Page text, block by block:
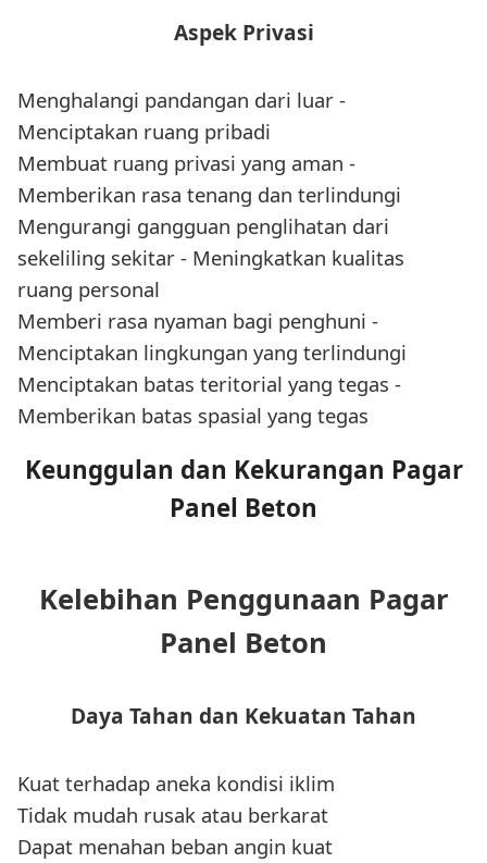
Aspek Privasi
Menghalangi pandangan dari luar -
Menciptakan ruang pribadi
Membuat ruang privasi yang aman -
Memberikan rasa tenang dan terlindungi
Mengurangi gangguan penglihatan dari
sekeliling sekitar - Meningkatkan kualitas
ruang personal
Memberi rasa nyaman bagi penghuni -
Menciptakan lingkungan yang terlindungi
Menciptakan batas teritorial yang tegas -
Memberikan batas spasial yang tegas
Keunggulan dan Kekurangan Pagar
Panel Beton
Kelebihan Penggunaan Pagar
Panel Beton
Daya Tahan dan Kekuatan Tahan
Kuat terhadap aneka kondisi iklim
Tidak mudah rusak atau berkarat
Dapat menahan beban angin kuat